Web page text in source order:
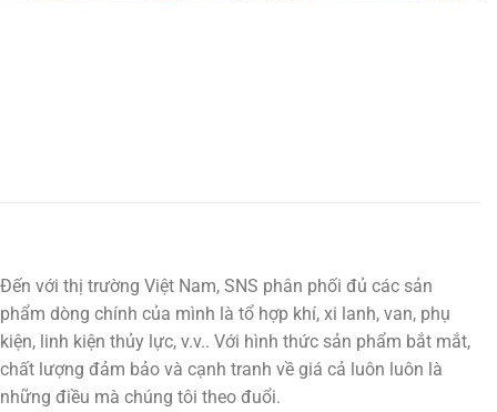
Đến với thị trường Việt Nam, SNS phân phối đủ các sản
phẩm dòng chính của mình là tổ hợp khí, xi lanh, van, phụ
kiện, linh kiện thủy lực, v.v.. Với hình thức sản phẩm bắt mắt,
chất lượng đảm bảo và cạnh tranh về giá cả luôn luôn là
những điều mà chúng tôi theo đuổi.